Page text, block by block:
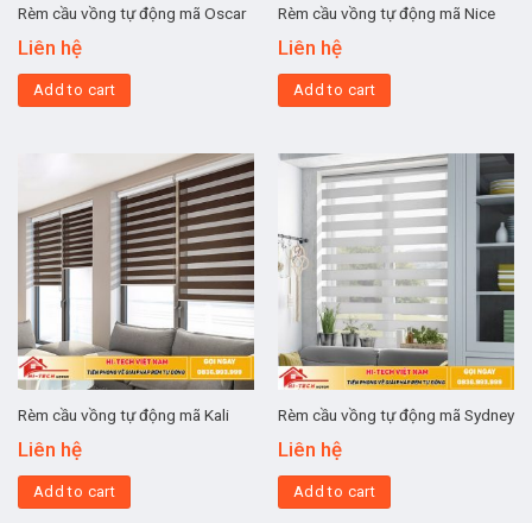
Rèm cầu vồng tự động mã Oscar
Liên hệ
Add to cart
Rèm cầu vồng tự động mã Nice
Liên hệ
Add to cart
Rèm cầu vồng tự động mã Kali
Liên hệ
Add to cart
Rèm cầu vồng tự động mã Sydney
Liên hệ
Add to cart